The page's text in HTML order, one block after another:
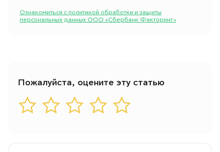
Ознакомиться с политикой обработки и защиты
персональных данных ООО «Сбербанк Факторинг»
Пожалуйста, оцените эту статью